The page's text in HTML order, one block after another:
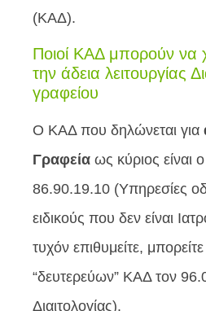
(ΚΑΔ).
Ποιοί ΚΑΔ μπορούν να
την άδεια λειτουργίας
γραφείου
Ο ΚΑΔ που δηλώνεται για
Γραφεία ως κύριος είναι ο
86.90.19.10 (Υπηρεσίες
ειδικούς που δεν είναι
τυχόν επιθυμείτε,
“δευτερεύων” ΚΑΔ τον
Διαιτολογίας).